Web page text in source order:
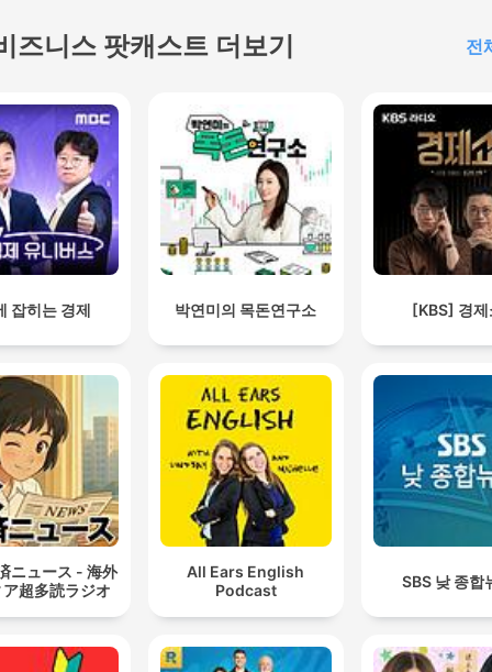
즈니스 팟캐스트 더보기 전
잡히는 경제 박연미의 목돈연구소 [KBS] 경제
ニュース - 海外
超多読ラジオ
All Ears English
Podcast
SBS 낮 종합